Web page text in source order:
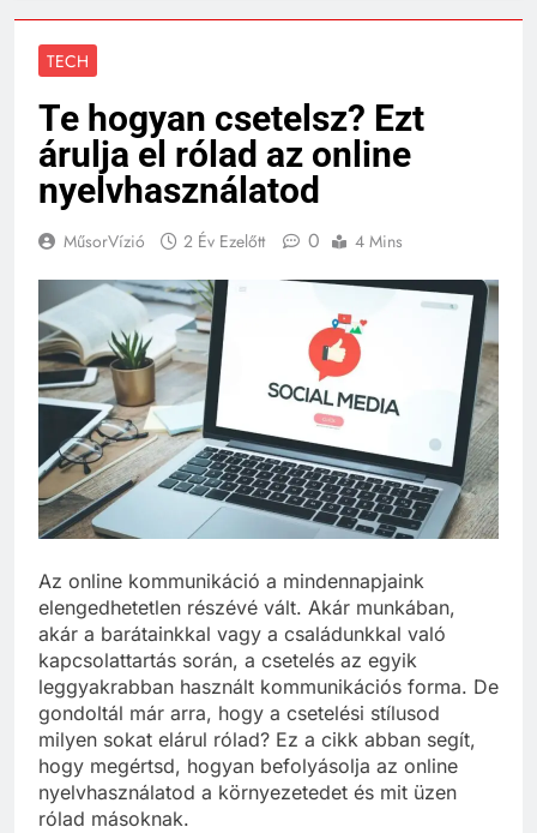
TECH
Te hogyan csetelsz? Ezt
árulja el rólad az online
nyelvhasználatod
MűsorVízió 2 Év Ezelőtt 0 4 Mins
Az online kommunikáció a mindennapjaink
elengedhetetlen részévé vált. Akár munkában,
akár a barátainkkal vagy a családunkkal való
kapcsolattartás során, a csetelés az egyik
leggyakrabban használt kommunikációs forma. De
gondoltál már arra, hogy a csetelési stílusod
milyen sokat elárul rólad? Ez a cikk abban segít,
hogy megértsd, hogyan befolyásolja az online
nyelvhasználatod a környezetedet és mit üzen
rólad másoknak.